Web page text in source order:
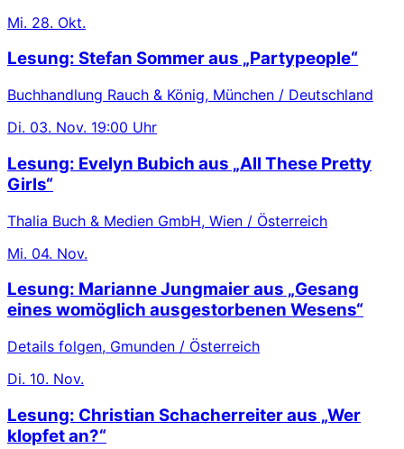
Mi. 28. Okt.
Lesung: Stefan Sommer aus „Partypeople“
Buchhandlung Rauch & König, München / Deutschland
Di. 03. Nov. 19:00 Uhr
Lesung: Evelyn Bubich aus „All These Pretty
Girls“
Thalia Buch & Medien GmbH, Wien / Österreich
Mi. 04. Nov.
Lesung: Marianne Jungmaier aus „Gesang
eines womöglich ausgestorbenen Wesens“
Details folgen, Gmunden / Österreich
Di. 10. Nov.
Lesung: Christian Schacherreiter aus „Wer
klopfet an?“